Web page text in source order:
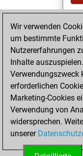
Wir verwenden
um bestimmte
Nutzererfahrungen
Inhalte
Verwendungszweck
erforderlichen
Marketing-Cookies
Verwendung von
widersprechen.
unserer